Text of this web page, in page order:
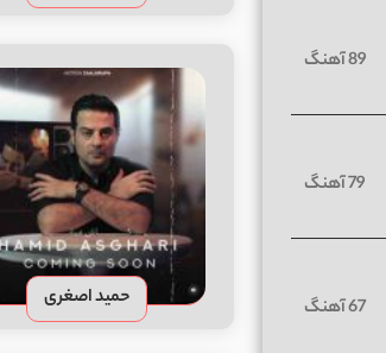
حمید اصغری
89 آهنگ
79 آهنگ
67 آهنگ